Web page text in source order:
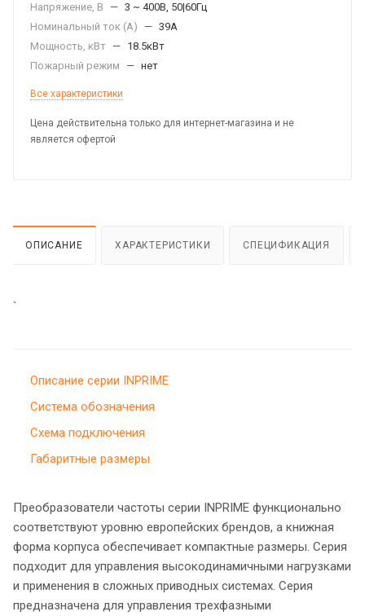
Напряжение, В
— 3 ~ 400В, 50|60Гц
Номинальный ток (А)
— 39А
Мощность, кВт — 18.5кВт
Пожарный режим
— нет
Все характеристики
Цена действительна только для интернет-магазина и не
является офертой
ОПИСАНИЕ ХАРАКТЕРИСТИКИ СПЕЦИФИКАЦИЯ
`
Описание серии INPRIME
Система обозначения
Схема подключения
Габаритные размеры
Преобразователи частоты серии INPRIME функционально
соответствуют уровню европейских брендов, а книжная
форма корпуса обеспечивает компактные размеры. Серия
подходит для управления высокодинамичными нагрузками
и применения в сложных приводных системах. Серия
предназначена для управления трехфазными